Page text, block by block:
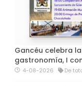
Gancéu celebra
gastronomía, I
4-08-2026 De